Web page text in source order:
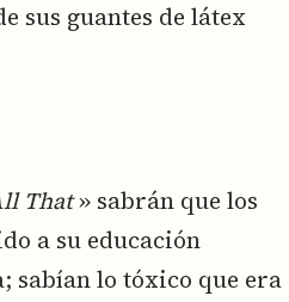
sus guantes de látex
That» sabrán que los
a su educación
sabían lo tóxico que era